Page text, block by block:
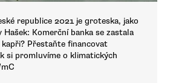
republice 2021 je groteska, jako
Hašek: Komerční banka se zastala
Přestaňte financovat
si promluvíme o klimatických